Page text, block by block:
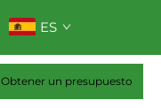
ES
Obtener un presupuesto